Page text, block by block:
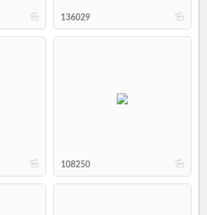
b b
136029
b b
108250